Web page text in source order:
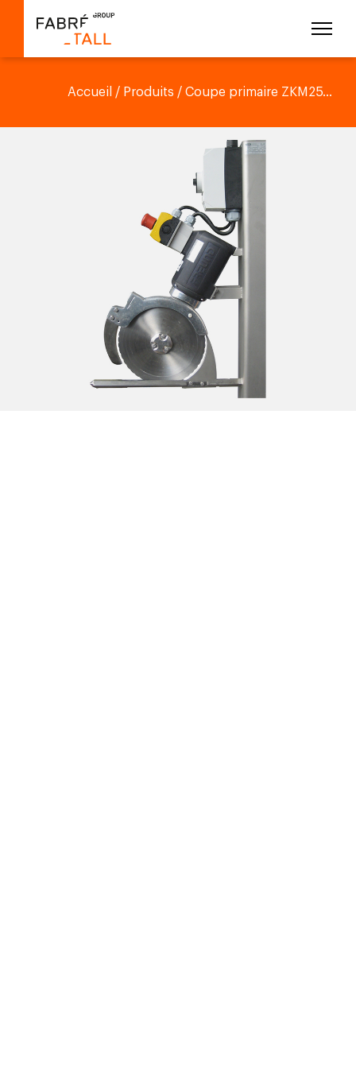
Accueil / Produits / Coupe primaire ZKM25...